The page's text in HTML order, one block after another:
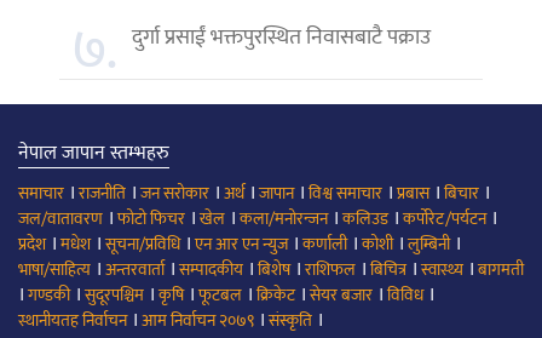
७. दुर्गा प्रसाईं भक्तपुरस्थित निवासबाटै पक्राउ
नेपाल जापान स्तम्भहरु
समाचार ।राजनीति ।जन सरोकार ।अर्थ।जापान।विश्व समाचार ।प्रबास।बिचार ।
जल/वातावरण ।फोटो फिचर ।खेल ।कला/मनोरन्जन।कलिउड।कर्पोरेट/पर्यटन।
प्रदेश।मधेश।सूचना/प्रविधि।एन आर एन न्युज।कर्णाली।कोशी।लुम्बिनी।
भाषा/साहित्य ।अन्तरवार्ता।सम्पादकीय ।बिशेष।राशिफल ।बिचित्र।स्वास्थ्य ।बागमती
।गण्डकी।सुदूरपश्चिम ।कृषि।फूटबल ।क्रिकेट।सेयर बजार ।विविध।
स्थानीयतह निर्वाचन।आम निर्वाचन २०७९ ।संस्कृति ।